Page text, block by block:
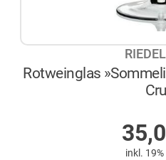
Rotweinglas
inkl.